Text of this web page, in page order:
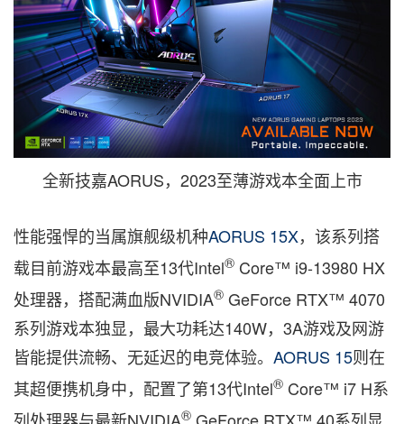
全新技嘉AORUS，2023至薄游戏本全面上市
性能强悍的当属旗舰级机种AORUS 15X，该系列搭
载目前游戏本最高至13代Intel® Core™ i9-13980 HX
处理器，搭配满血版NVIDIA® GeForce RTX™ 4070
系列游戏本独显，最大功耗达140W，3A游戏及网游
皆能提供流畅、无延迟的电竞体验。 AORUS 15则在
其超便携机身中，配置了第13代Intel® Core™ i7 H系
®